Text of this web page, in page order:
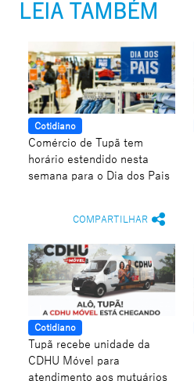
LEIA TAMBÉM
Cotidiano
Comércio de Tupã tem
horário estendido nesta
semana para o Dia dos Pais
COMPARTILHAR
Cotidiano
Tupã recebe unidade da
CDHU Móvel para
atendimento aos mutuários